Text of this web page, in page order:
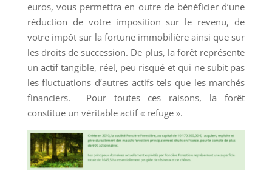
euros, vous permettra en outre de bénéficier d’une
réduction de votre imposition sur le revenu, de
votre impôt sur la fortune immobilière ainsi que sur
les droits de succession. De plus, la forêt représente
un actif tangible, réel, peu risqué et qui ne subit pas
les fluctuations d’autres actifs tels que les marchés
financiers. Pour toutes ces raisons, la forêt
constitue un véritable actif « refuge ».